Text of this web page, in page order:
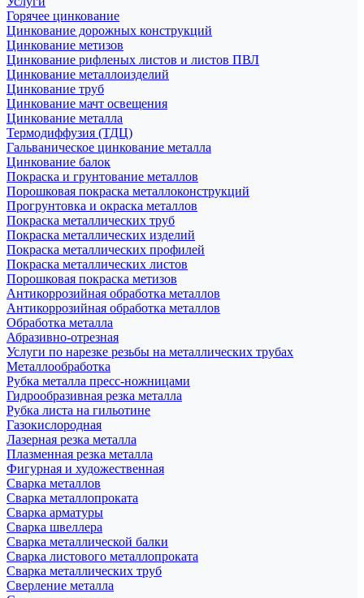
Горячее цинкование
Цинкование дорожных конструкций
Цинкование метизов
Цинкование рифленых листов и листов ПВЛ
Цинкование металлоизделий
Цинкование труб
Цинкование мачт освещения
Цинкование металла
Термодиффузия (ТДЦ)
Гальваническое цинкование металла
Цинкование балок
Покраска и грунтование металлов
Порошковая покраска металлоконструкций
Прогрунтовка и окраска металлов
Покраска металлических труб
Покраска металлических изделий
Покраска металлических профилей
Покраска металлических листов
Порошковая покраска метизов
Антикоррозийная обработка металлов
Антикоррозийная обработка металлов
Обработка металла
Абразивно-отрезная
Услуги по нарезке резьбы на металлических трубах
Металлообработка
Рубка металла пресс-ножницами
Гидрообразивная резка металла
Рубка листа на гильотине
Газокислородная
Лазерная резка металла
Плазменная резка металла
Фигурная и художественная
Сварка металлов
Сварка металлопроката
Сварка арматуры
Сварка швеллера
Сварка металлической балки
Сварка листового металлопроката
Сварка металлических труб
Сверление металла